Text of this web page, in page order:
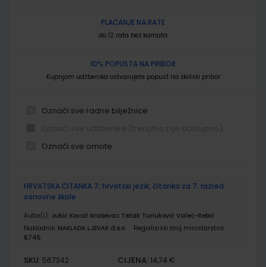
PLAĆANJE NA RATE
do 12 rata bez kamata
10% POPUSTA NA PRIBOR
Kupnjom udžbenika ostvarujete popust na školski pribor
Označi sve radne bilježnice
Označi sve omote
proizvodi
HRVATSKA ČITANKA 7; hrvatski jezik, čitanka za 7. razred
osnovne škole
Autor(i): Jukić Kovač Kraševac Težak Tunuković Valec-Rebić
Nakladnik: NAKLADA LJEVAK d.o.o.
Registarski broj ministarstva:
6745
SKU: 567342 CIJENA: 14,74 €